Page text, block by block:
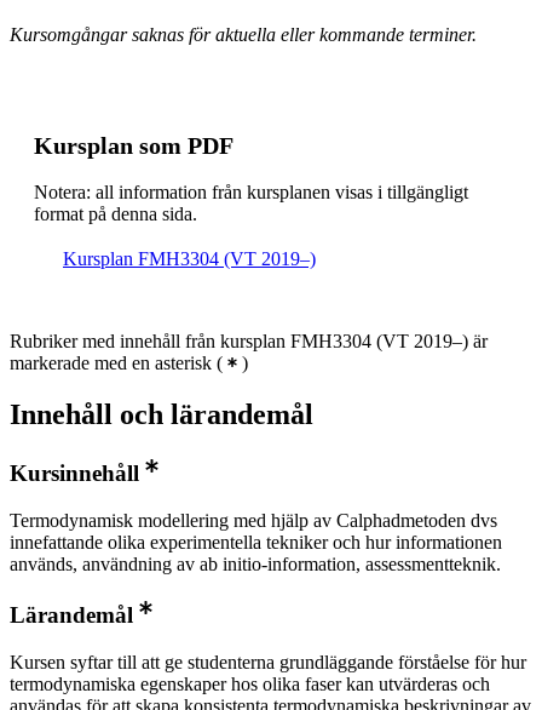
Kursomgångar saknas för aktuella eller kommande terminer.
Kursplan som PDF
Notera: all information från kursplanen visas i tillgängligt
format på denna sida.
Kursplan FMH3304 (VT 2019–)
Rubriker med innehåll från kursplan FMH3304 (VT 2019–) är
markerade med en asterisk ( )
Innehåll och lärandemål
Kursinnehåll
Termodynamisk modellering med hjälp av Calphadmetoden dvs
innefattande olika experimentella tekniker och hur informationen
används, användning av ab initio-information, assessmentteknik.
Lärandemål
Kursen syftar till att ge studenterna grundläggande förståelse för hur
termodynamiska egenskaper hos olika faser kan utvärderas och